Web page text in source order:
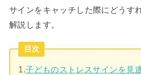
サインをキャッチした際にどうす
解説します。
目次
1.子どものストレスサインを見